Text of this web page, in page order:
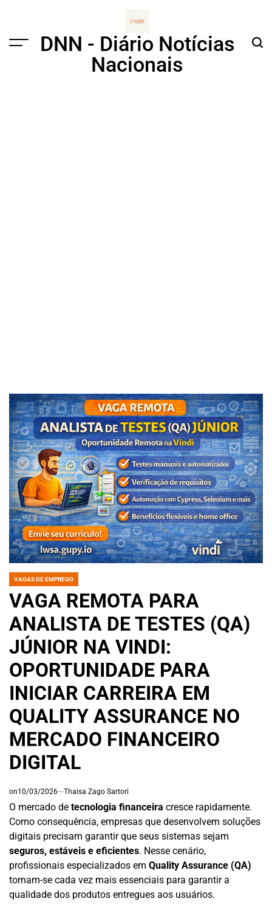
Menu
DNN - Diário Notícias
Nacionais
POSTED
VAGAS DE EMPREGO
VAGA REMOTA PARA
ANALISTA DE TESTES (QA)
JÚNIOR NA VINDI:
OPORTUNIDADE PARA
INICIAR CARREIRA EM
QUALITY ASSURANCE NO
MERCADO FINANCEIRO
DIGITAL
on10/03/2026 Thaisa Zago Sartori
O mercado de tecnologia financeira cresce rapidamente.
Como consequência, empresas que desenvolvem soluções
digitais precisam garantir que seus sistemas sejam
seguros, estáveis e eficientes. Nesse cenário,
profissionais especializados em Quality Assurance (QA)
tornam-se cada vez mais essenciais para garantir a
qualidade dos produtos entregues aos usuários.